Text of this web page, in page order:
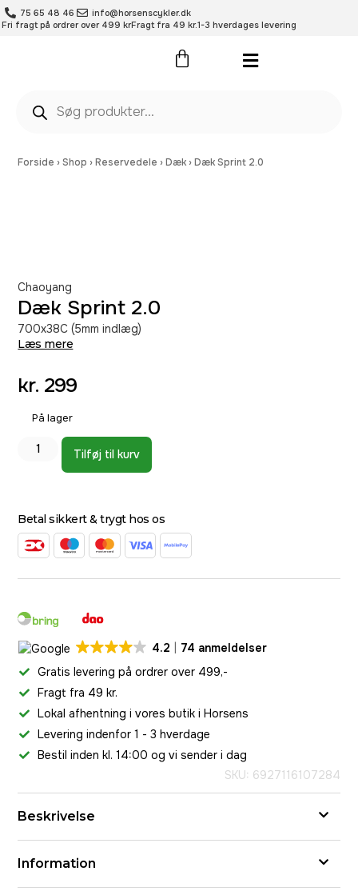
75 65 48 46
info@horsenscykler.dk
Fri fragt på ordrer over 499 krFragt fra 49 kr.1-3 hverdages levering
Forside ›Shop ›Reservedele ›Dæk ›Dæk Sprint 2.0
Chaoyang
Dæk Sprint 2.0
700x38C (5mm indlæg)
Læs mere
kr. 299
På lager
Tilføj til kurv
Betal sikkert & trygt hos os
4.2
74 anmeldelser
Gratis levering på ordrer over 499,-
Fragt fra 49 kr.
Lokal afhentning i vores butik i Horsens
Levering indenfor 1 - 3 hverdage
Bestil inden kl. 14:00 og vi sender i dag
SKU: 6927116107284
Beskrivelse
Information